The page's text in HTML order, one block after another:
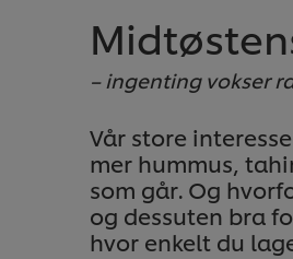
– ingenting vokser
Vår store
mer hummus,
som går. Og
og dessuten bra
hvor enkelt du